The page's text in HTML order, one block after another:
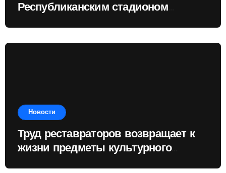
Республиканским стадионом
Новости
Труд реставраторов возвращает к
жизни предметы культурного